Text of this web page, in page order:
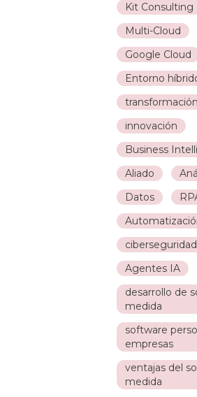
Kit Consulting
Multi-Cloud
Google Cloud
Entorno
transformación
innovación
Business
Aliado
Datos
ciberseguridad
Agentes IA
desarrollo de
medida
software
empresas
ventajas del
medida